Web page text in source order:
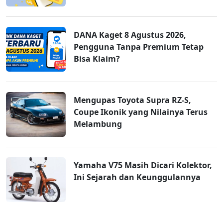
DANA Kaget 8 Agustus 2026,
Pengguna Tanpa Premium Tetap
Bisa Klaim?
Mengupas Toyota Supra RZ-S,
Coupe Ikonik yang Nilainya Terus
Melambung
Yamaha V75 Masih Dicari Kolektor,
Ini Sejarah dan Keunggulannya